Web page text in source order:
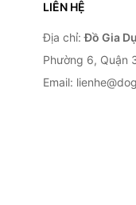
LIÊN HỆ
Địa chỉ:Đồ Gia
Phường 6, Quận
Email: